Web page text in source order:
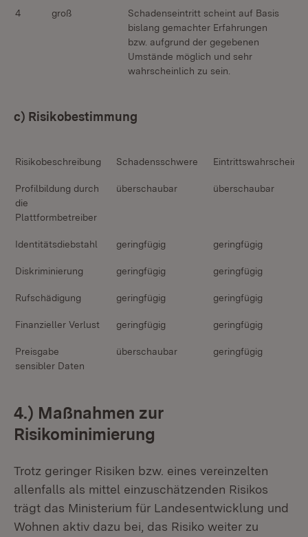
4 groß
Schadenseintritt scheint auf Basis
bislang gemachter Erfahrungen
bzw. aufgrund der gegebenen
Umstände möglich und sehr
wahrscheinlich zu sein.
c) Risikobestimmung
Risikobeschreibung Schadensschwere
Profilbildung durch
die
Plattformbetreiber
überschaubar überschaubar
Identitätsdiebstahl geringfügig geringfügig
Diskriminierung geringfügig geringfügig
Rufschädigung geringfügig geringfügig
Finanzieller Verlust geringfügig geringfügig
Preisgabe
sensibler Daten
überschaubar geringfügig
4.) Maßnahmen zur
Risikominimierung
Trotz geringer Risiken bzw. eines vereinzelten
allenfalls als mittel einzuschätzenden Risikos
trägt das Ministerium für Landesentwicklung und
Wohnen aktiv dazu bei, das Risiko weiter zu